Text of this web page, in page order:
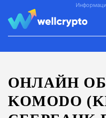
ОНЛАЙН
KOMODO